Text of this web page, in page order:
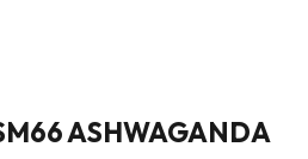
ASHWAGANDA